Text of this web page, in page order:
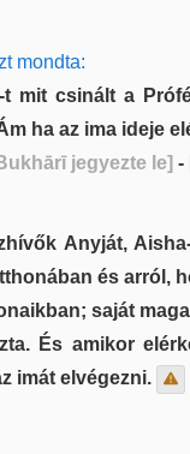
mondta:
t mit csinált a
ha az ima ideje
jegyezte le] -
Anyját,
és arról,
saját
És amikor
imát elvégezni.